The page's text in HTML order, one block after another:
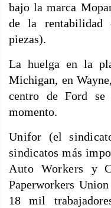
bajo la marca
de la
piezas).
La huelga en la
Michigan, en
centro de Ford
momento.
Unifor (el
sindicatos más
Auto Workers y
Paperworkers
18 mil